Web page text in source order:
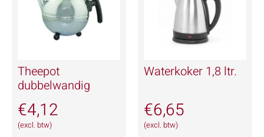
Theepot
dubbelwandig
€4,12
(excl. btw)
Waterkoker 1,8 ltr.
€6,65
(excl. btw)